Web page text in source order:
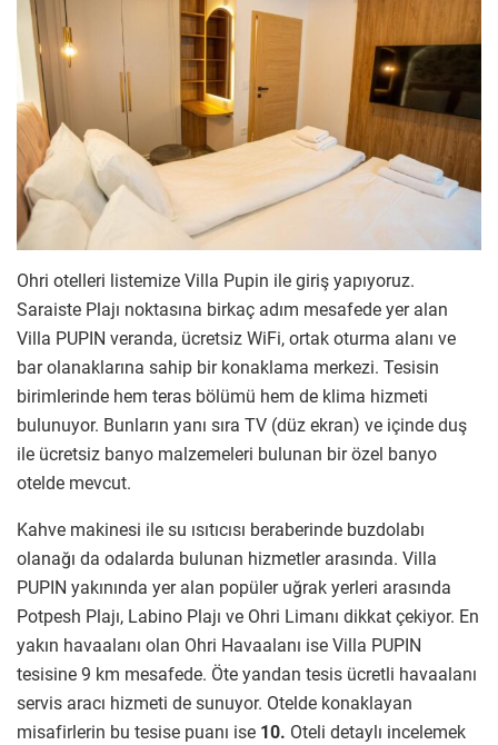
Ohri otelleri listemize Villa Pupin ile giriş yapıyoruz.
Saraiste Plajı noktasına birkaç adım mesafede yer alan
Villa PUPIN veranda, ücretsiz WiFi, ortak oturma alanı ve
bar olanaklarına sahip bir konaklama merkezi. Tesisin
birimlerinde hem teras bölümü hem de klima hizmeti
bulunuyor. Bunların yanı sıra TV (düz ekran) ve içinde duş
ile ücretsiz banyo malzemeleri bulunan bir özel banyo
otelde mevcut.
Kahve makinesi ile su ısıtıcısı beraberinde buzdolabı
olanağı da odalarda bulunan hizmetler arasında. Villa
PUPIN yakınında yer alan popüler uğrak yerleri arasında
Potpesh Plajı, Labino Plajı ve Ohri Limanı dikkat çekiyor. En
yakın havaalanı olan Ohri Havaalanı ise Villa PUPIN
tesisine 9 km mesafede. Öte yandan tesis ücretli havaalanı
servis aracı hizmeti de sunuyor. Otelde konaklayan
misafirlerin bu tesise puanı ise 10. Oteli detaylı incelemek